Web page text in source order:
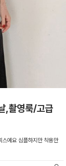
,촬영룩/고급
스예요 심플하지만 착용만